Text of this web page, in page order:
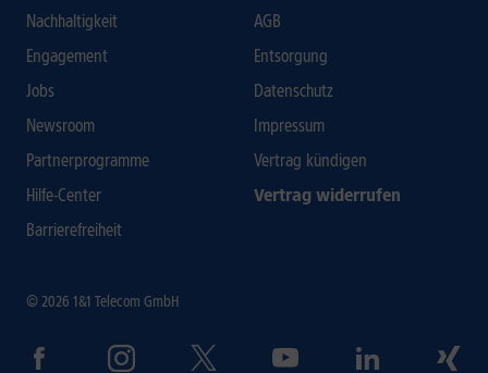
Nachhaltigkeit
Engagement
Jobs
Newsroom
Partnerprogramme
Hilfe-Center
Barrierefreiheit
AGB
Entsorgung
Datenschutz
Impressum
Vertrag kündigen
Vertrag widerrufen
© 2026 1&1 Telecom GmbH